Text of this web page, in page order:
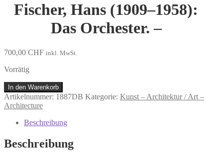
Fischer, Hans (1909–1958):
Das Orchester. –
700,00 CHF inkl. MwSt.
Vorrätig
Fischer,
Hans
(1909–
-
Menge
In den Warenkorb
Artikelnummer: 1887DB Kategorie: Kunst – Architektur / Art –
Architecture
Beschreibung
Beschreibung